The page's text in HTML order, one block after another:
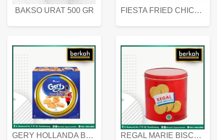
BAKSO URAT 500 GR FIESTA FRIED CHICKEN 500 GR
GERY HOLLANDA BUTTER COOKIES 450 GRAM REGAL MARIE BISCUIT KALENG 550 GRAM